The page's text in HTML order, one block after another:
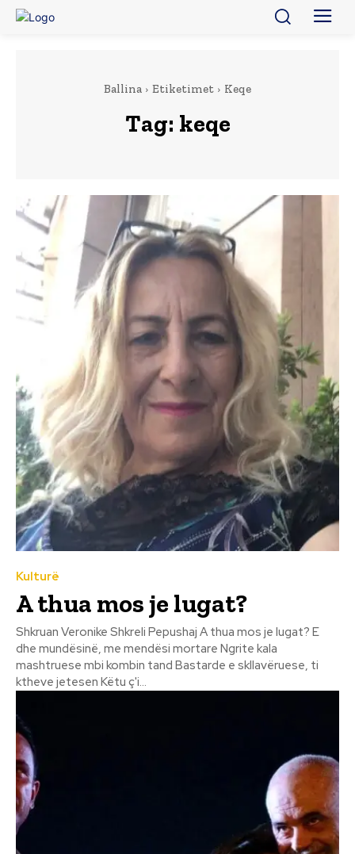
Ballina Etiketimet Keqe
Tag: keqe
Kulturë
A thua mos je lugat?
Shkruan Veronike Shkreli Pepushaj A thua mos je lugat? E
dhe mundësinë, me mendësi mortare Ngrite kala
mashtruese mbi kombin tand Bastarde e skllavëruese, ti
ktheve jetesen Këtu ç'i...